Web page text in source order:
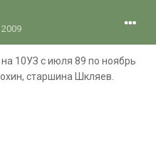
10УЗ с июля 89 по ноябрь
старшина Шкляев.